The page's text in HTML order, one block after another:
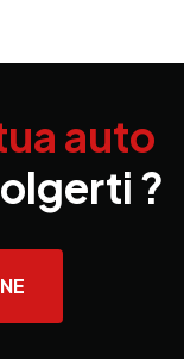
auto
?